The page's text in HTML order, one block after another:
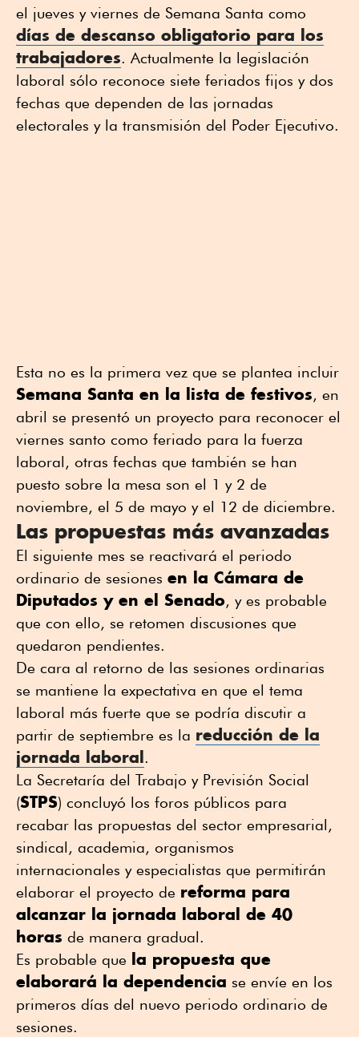
el jueves y viernes de Semana Santa como
días de descanso obligatorio para los
trabajadores. Actualmente la legislación
laboral sólo reconoce siete feriados fijos y dos
fechas que dependen de las jornadas
electorales y la transmisión del Poder Ejecutivo.
Esta no es la primera vez que se plantea incluir
Semana Santa en la lista de festivos, en
abril se presentó un proyecto para reconocer el
viernes santo como feriado para la fuerza
laboral, otras fechas que también se han
puesto sobre la mesa son el 1 y 2 de
noviembre, el 5 de mayo y el 12 de diciembre.
Las propuestas más avanzadas
El siguiente mes se reactivará el periodo
ordinario de sesiones en la Cámara de
Diputados y en el Senado, y es probable
que con ello, se retomen discusiones que
quedaron pendientes.
De cara al retorno de las sesiones ordinarias
se mantiene la expectativa en que el tema
laboral más fuerte que se podría discutir a
partir de septiembre es la reducción de la
jornada laboral.
La Secretaría del Trabajo y Previsión Social
(STPS) concluyó los foros públicos para
recabar las propuestas del sector empresarial,
sindical, academia, organismos
internacionales y especialistas que permitirán
elaborar el proyecto de reforma para
alcanzar la jornada laboral de 40
horas de manera gradual.
Es probable que la propuesta que
elaborará la dependencia se envíe en los
primeros días del nuevo periodo ordinario de
sesiones.